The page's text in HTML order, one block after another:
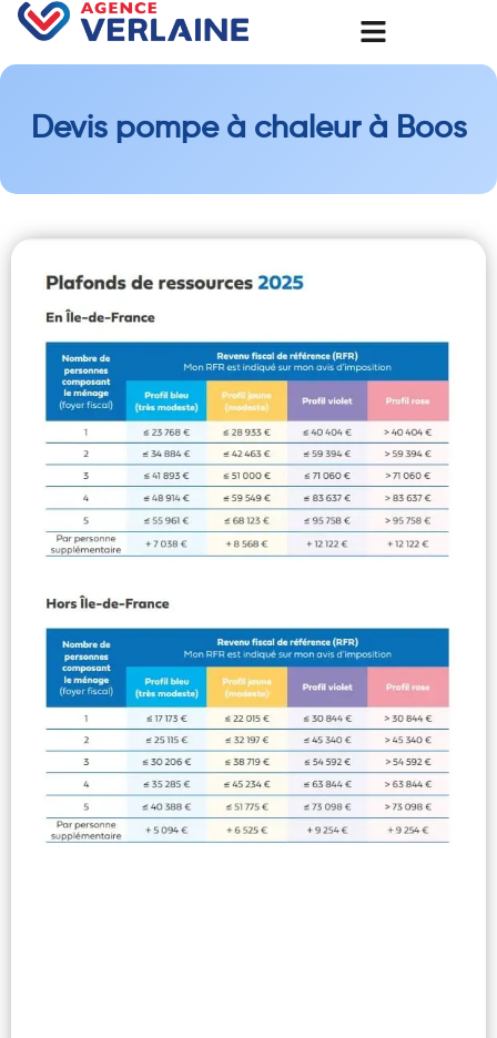
Devis pompe à chaleur à Boos